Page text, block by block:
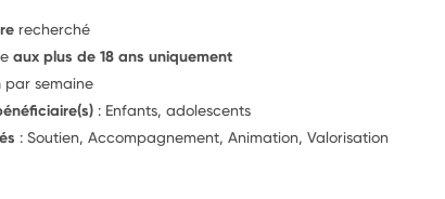
recherché
aux plus de 18 ans uniquement
par semaine
: Enfants, adolescents
: Soutien, Accompagnement, Animation, Valorisation